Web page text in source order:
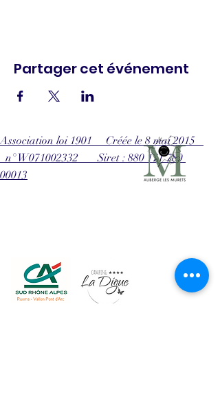
Partager cet événement
Association loi 1901 Créée le 8 mai 2015
n° W071002332 Siret : 880 171 780
00013